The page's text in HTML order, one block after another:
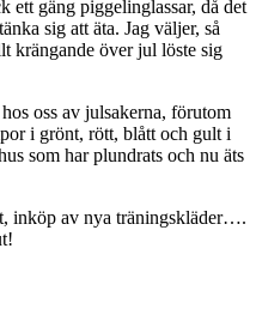
ett gäng piggelinglassar, då det
sig att äta. Jag väljer, så
krängande över jul löste sig
oss av julsakerna, förutom
i grönt, rött, blått och gult i
som har plundrats och nu äts
inköp av nya träningskläder….